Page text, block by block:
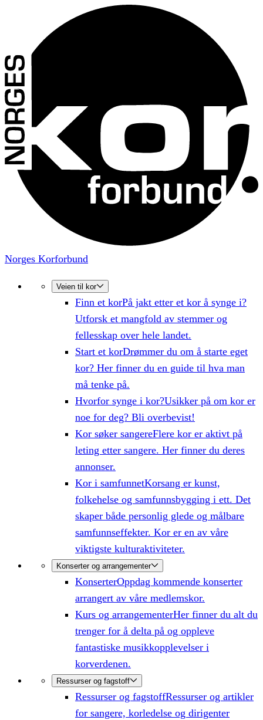
Norges Korforbund
Veien til kor
Finn et korPå jakt etter et kor å synge i?
Utforsk et mangfold av stemmer og
fellesskap over hele landet.
Start et korDrømmer du om å starte eget
kor? Her finner du en guide til hva man
må tenke på.
Hvorfor synge i kor?Usikker på om kor er
noe for deg? Bli overbevist!
Kor søker sangereFlere kor er aktivt på
leting etter sangere. Her finner du deres
annonser.
Kor i samfunnetKorsang er kunst,
folkehelse og samfunnsbygging i ett. Det
skaper både personlig glede og målbare
samfunnseffekter. Kor er en av våre
viktigste kulturaktiviteter.
Konserter og arrangementer
KonserterOppdag kommende konserter
arrangert av våre medlemskor.
Kurs og arrangementerHer finner du alt du
trenger for å delta på og oppleve
fantastiske musikkopplevelser i
korverdenen.
Ressurser og fagstoff
Ressurser og fagstoffRessurser og artikler
for sangere, korledelse og dirigenter